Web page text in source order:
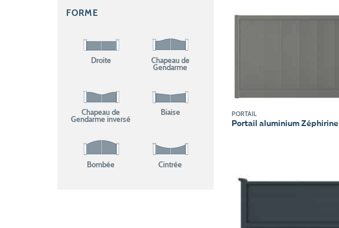
FORME
Droite
Chapeau de
Gendarme
Chapeau de
Gendarme inversé
Biaise
Bombée Cintrée
PORTAIL
Portail aluminium Zéphirine